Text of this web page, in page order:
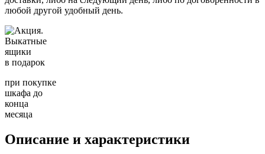
любой другой удобный день.
Выкатные
ящики
в подарок
при покупке
шкафа до
конца
месяца
Описание и характеристики